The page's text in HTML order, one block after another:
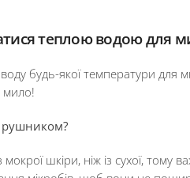
теплою водою для
будь-якої температури для
мило!
рушником?
шкіри, ніж із сухої, тому